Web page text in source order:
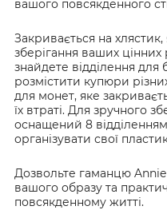
вашого повсякденного
Закривається на
зберігання ваших
знайдете відділення
розмістити купюри
для монет, яке
їх втраті. Для зручного
оснащений 8
організувати свої
Дозвольте гаманцю
вашого образу та
повсякденному житті.